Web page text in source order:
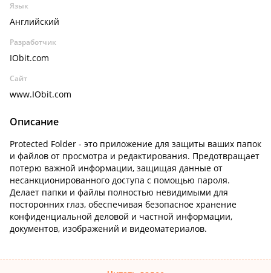
Язык
Английский
Разработчик
IObit.com
Сайт
www.IObit.com
Описание
Protected Folder - это приложение для защиты ваших папок
и файлов от просмотра и редактирования. Предотвращает
потерю важной информации, защищая данные от
несанкционированного доступа с помощью пароля.
Делает папки и файлы полностью невидимыми для
посторонних глаз, обеспечивая безопасное хранение
конфиденциальной деловой и частной информации,
документов, изображений и видеоматериалов.